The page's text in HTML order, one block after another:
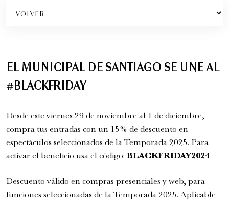
Festival Internacional de la Guitarra
EL MUNICIPAL DE SANTIAGO SE UNE AL
#BLACKFRIDAY
Desde este viernes 29 de noviembre al 1 de diciembre,
compra tus entradas con un 15% de descuento en
espectáculos seleccionados de la Temporada 2025. Para
activar el beneficio usa el código: BLACKFRIDAY2024
Descuento válido en compras presenciales y web, para
funciones seleccionadas de la Temporada 2025. Aplicable